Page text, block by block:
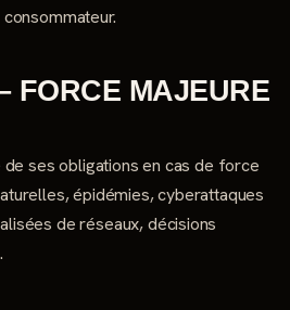
FORCE MAJEURE
ses obligations en cas de force
épidémies, cyberattaques
de réseaux, décisions